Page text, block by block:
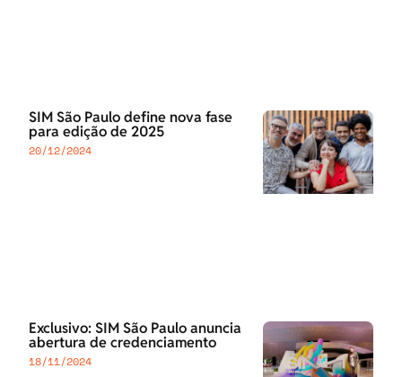
SIM São Paulo define nova fase
para edição de 2025
20/12/2024
Exclusivo: SIM São Paulo anuncia
abertura de credenciamento
18/11/2024